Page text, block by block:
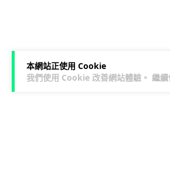
本網站正使用 Cookie
我們使用 Cookie 改善網站體驗。 繼